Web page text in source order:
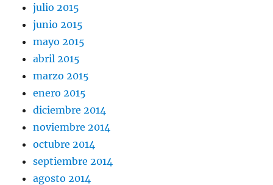
julio 2015
junio 2015
mayo 2015
abril 2015
marzo 2015
enero 2015
diciembre 2014
noviembre 2014
octubre 2014
septiembre 2014
agosto 2014